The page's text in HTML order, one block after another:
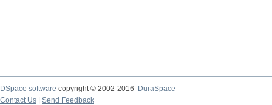
DSpace software copyright © 2002-2016
DuraSpace
Contact Us
Send Feedback